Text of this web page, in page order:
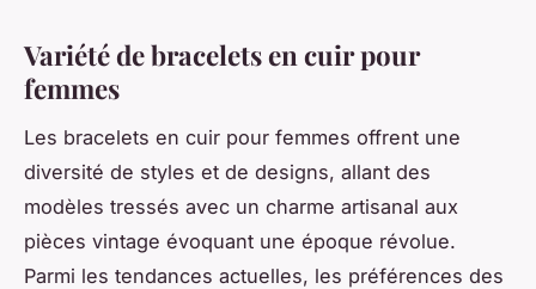
Variété de bracelets en cuir pour
femmes
Les bracelets en cuir pour femmes offrent une
diversité de styles et de designs, allant des
modèles tressés avec un charme artisanal aux
pièces vintage évoquant une époque révolue.
Parmi les tendances actuelles, les préférences des